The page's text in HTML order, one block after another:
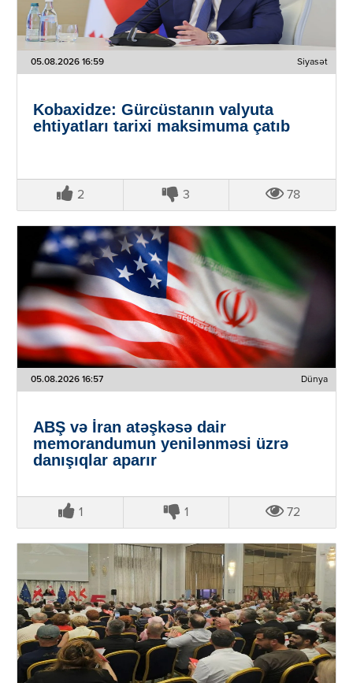
05.08.2026 16:59 Siyasət
Kobaxidze: Gürcüstanın valyuta
ehtiyatları tarixi maksimuma çatıb
2 3 78
05.08.2026 16:57 Dünya
ABŞ və İran atəşkəsə dair
memorandumun yenilənməsi üzrə
danışıqlar aparır
1 1 72